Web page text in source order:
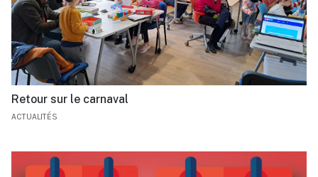
Retour sur le carnaval
ACTUALITÉS